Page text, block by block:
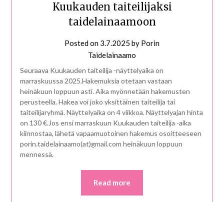
Kuukauden taiteilijaksi
taidelainaamoon
Posted on 3.7.2025 by Porin
Taidelainaamo
Seuraava Kuukauden taiteilija -näyttelyaika on
marraskuussa 2025.Hakemuksia otetaan vastaan
heinäkuun loppuun asti. Aika myönnetään hakemusten
perusteella. Hakea voi joko yksittäinen taiteilija tai
taiteilijaryhmä. Näyttelyaika on 4 viikkoa. Näyttelyajan hinta
on 130 €.Jos ensi marraskuun Kuukauden taiteilija -aika
kiinnostaa, lähetä vapaamuotoinen hakemus osoitteeseen
porin.taidelainaamo(at)gmail.com heinäkuun loppuun
mennessä.
Read more